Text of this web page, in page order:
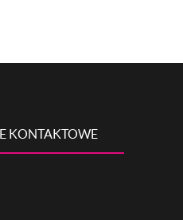
KONTAKTOWE